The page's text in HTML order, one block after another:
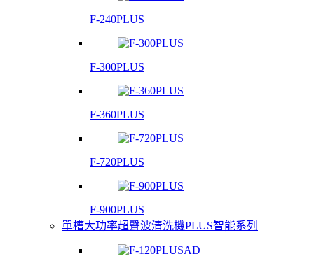
F-240PLUS
F-300PLUS
F-360PLUS
F-720PLUS
F-900PLUS
單槽大功率超聲波清洗機PLUS智能系列